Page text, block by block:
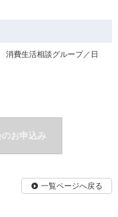
費生活相談グループ／日
お申込み
一覧ページへ戻る